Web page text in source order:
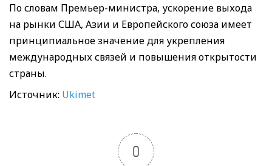
По словам Премьер-министра, ускорение выхода
на рынки США, Азии и Европейского союза имеет
принципиальное значение для укрепления
международных связей и повышения открытости
страны.
Источник: Ukimet
0